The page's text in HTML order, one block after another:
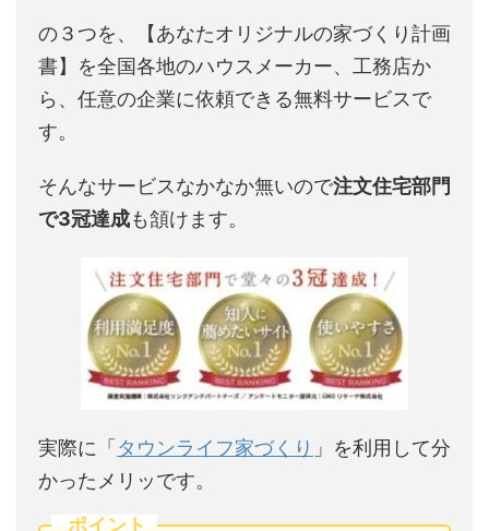
の３つを、【あなたオリジナルの家づくり計画
書】を全国各地のハウスメーカー、工務店か
ら、任意の企業に依頼できる無料サービスで
す。
そんなサービスなかなか無いので注文住宅部門
で3冠達成も頷けます。
実際に「タウンライフ家づくり 」を利用して分
かったメリッです。
ポイント